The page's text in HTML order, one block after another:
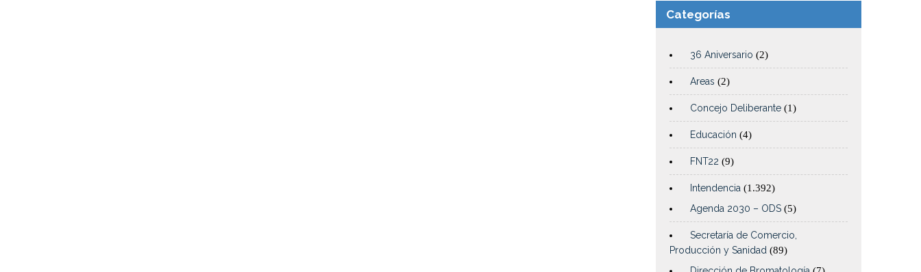
Categorías
36 Aniversario (2)
Areas (2)
Concejo Deliberante (1)
Educación (4)
FNT22 (9)
Intendencia (1.392)
Agenda 2030 – ODS (5)
Secretaría de Comercio,
Producción y Sanidad (89)